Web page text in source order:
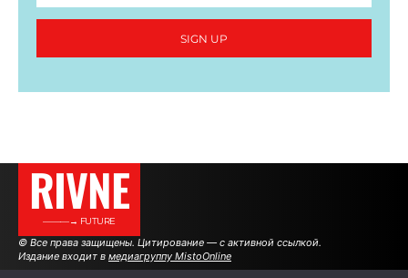
SIGN UP
RIVNE
———→ FUTURE
© Все права защищены. Цитирование — с активной ссылкой.
Издание входит в медиагруппу MistoOnline